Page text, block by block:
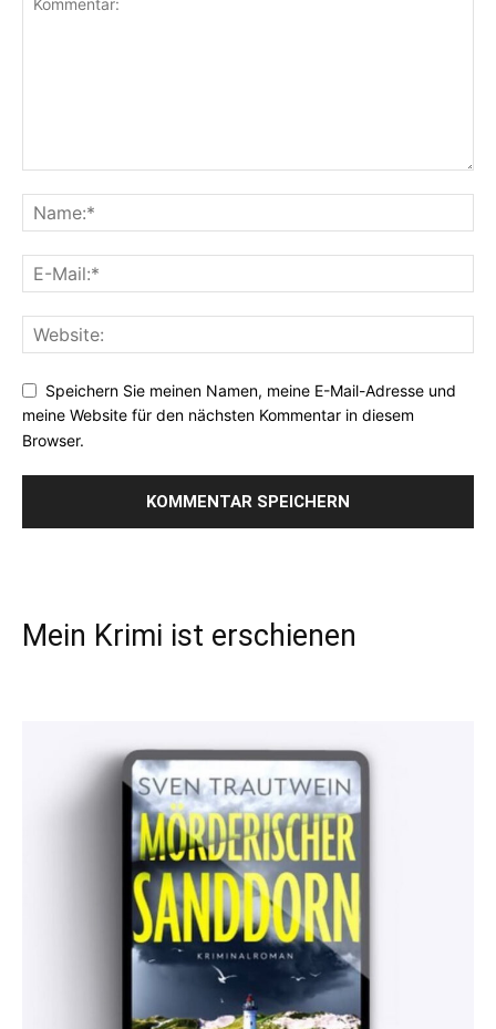
Speichern Sie meinen Namen, meine E-Mail-Adresse und
meine Website für den nächsten Kommentar in diesem
Browser.
Mein Krimi ist erschienen